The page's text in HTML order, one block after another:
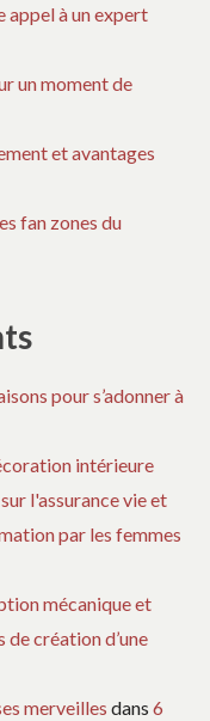
appel à un expert
un moment de
et avantages
fan zones du
pour s’adonner à
intérieure
l'assurance vie et
par les femmes
mécanique et
de création d’une
merveilles dans 6